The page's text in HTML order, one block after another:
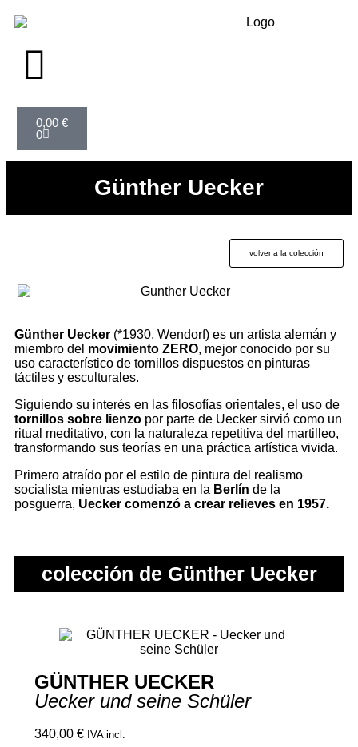
0,00 €
0
Günther Uecker
volver a la colección
Günther Uecker (*1930, Wendorf) es un artista alemán y
miembro del movimiento ZERO, mejor conocido por su
uso característico de tornillos dispuestos en pinturas
táctiles y esculturales.
Siguiendo su interés en las filosofías orientales, el uso de
tornillos sobre lienzo por parte de Uecker sirvió como un
ritual meditativo, con la naturaleza repetitiva del martilleo,
transformando sus teorías en una práctica artística vivida.
Primero atraído por el estilo de pintura del realismo
socialista mientras estudiaba en la Berlín de la
posguerra, Uecker comenzó a crear relieves en 1957.
colección de Günther Uecker
GÜNTHER UECKER
Uecker und seine Schüler
340,00 € IVA incl.